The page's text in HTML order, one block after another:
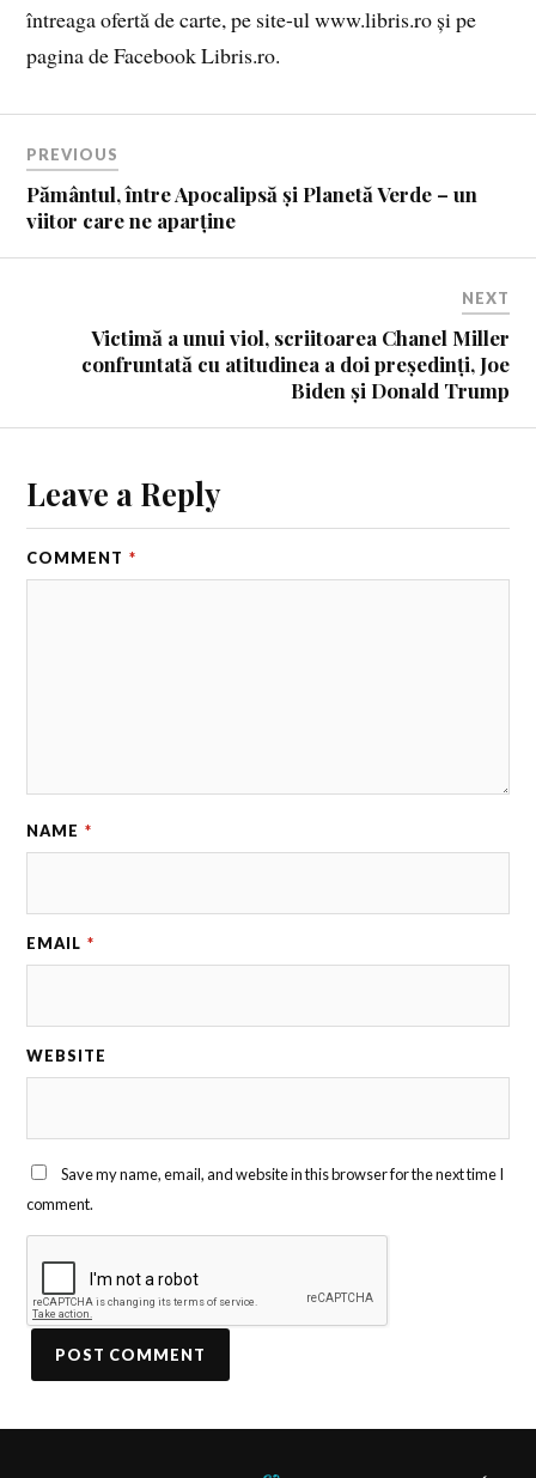
întreaga ofertă de carte, pe site-ul www.libris.ro și pe
pagina de Facebook Libris.ro.
PREVIOUS
Pământul, între Apocalipsă și Planetă Verde – un
viitor care ne aparține
NEXT
Victimă a unui viol, scriitoarea Chanel Miller
confruntată cu atitudinea a doi președinți, Joe
Biden și Donald Trump
Leave a Reply
COMMENT *
NAME *
EMAIL *
WEBSITE
Save my name, email, and website in this browser for the next time I
comment.